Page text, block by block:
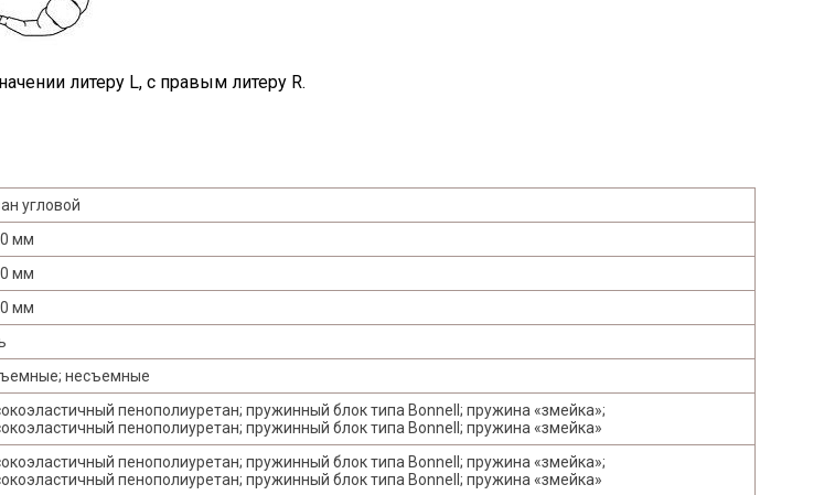
литеру L, с правым литеру R.
угловой
мм
мм
мм
несъемные
пенополиуретан; пружинный блок типа Bonnell; пружина «змейка»;
пенополиуретан; пружинный блок типа Bonnell; пружина «змейка»
пенополиуретан; пружинный блок типа Bonnell; пружина «змейка»;
пенополиуретан; пружинный блок типа Bonnell; пружина «змейка»